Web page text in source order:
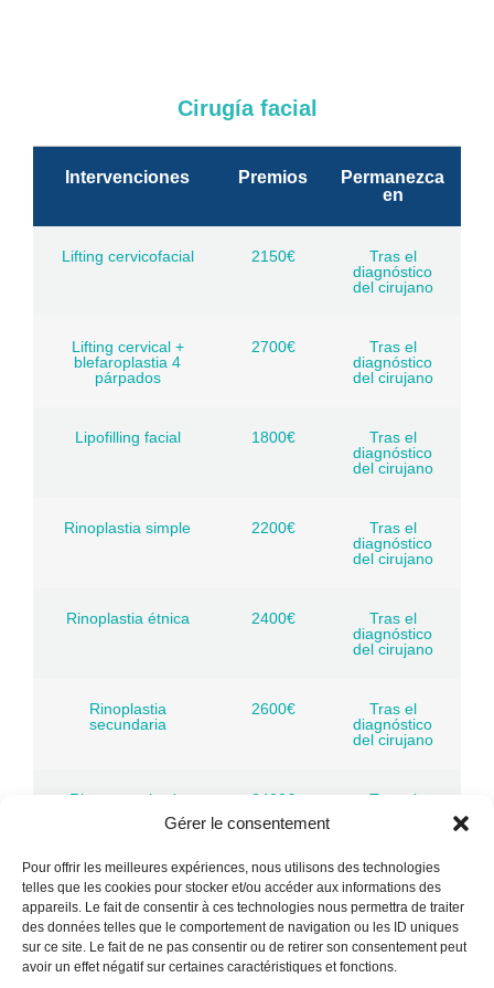
Gérer le consentement
Pour offrir les meilleures expériences, nous utilisons des technologies
telles que les cookies pour stocker et/ou accéder aux informations des
appareils. Le fait de consentir à ces technologies nous permettra de traiter
des données telles que le comportement de navigation ou les ID uniques
sur ce site. Le fait de ne pas consentir ou de retirer son consentement peut
avoir un effet négatif sur certaines caractéristiques et fonctions.
Cirugía facial
Intervenciones Premios
Permanezca
en
Lifting cervicofacial 2150€
Tras el
diagnóstico
del cirujano
Lifting cervical +
blefaroplastia 4
párpados
2700€
Tras el
diagnóstico
del cirujano
Lipofilling facial 1800€
Tras el
diagnóstico
del cirujano
Rinoplastia simple 2200€
Tras el
diagnóstico
del cirujano
Rinoplastia étnica 2400€
Tras el
diagnóstico
del cirujano
Rinoplastia
secundaria
2600€
Tras el
diagnóstico
del cirujano
Rinoseptoplastia 2400€
Tras el
Blefaroplastia 2
párpados
1700€
Tras el
diagnóstico
del cirujano